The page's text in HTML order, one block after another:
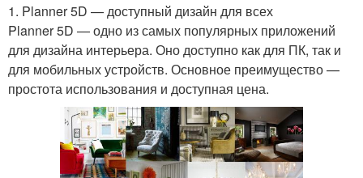
1. Planner 5D — доступный дизайн для всех
Planner 5D — одно из самых популярных приложений
для дизайна интерьера. Оно доступно как для ПК, так и
для мобильных устройств. Основное преимущество —
простота использования и доступная цена.